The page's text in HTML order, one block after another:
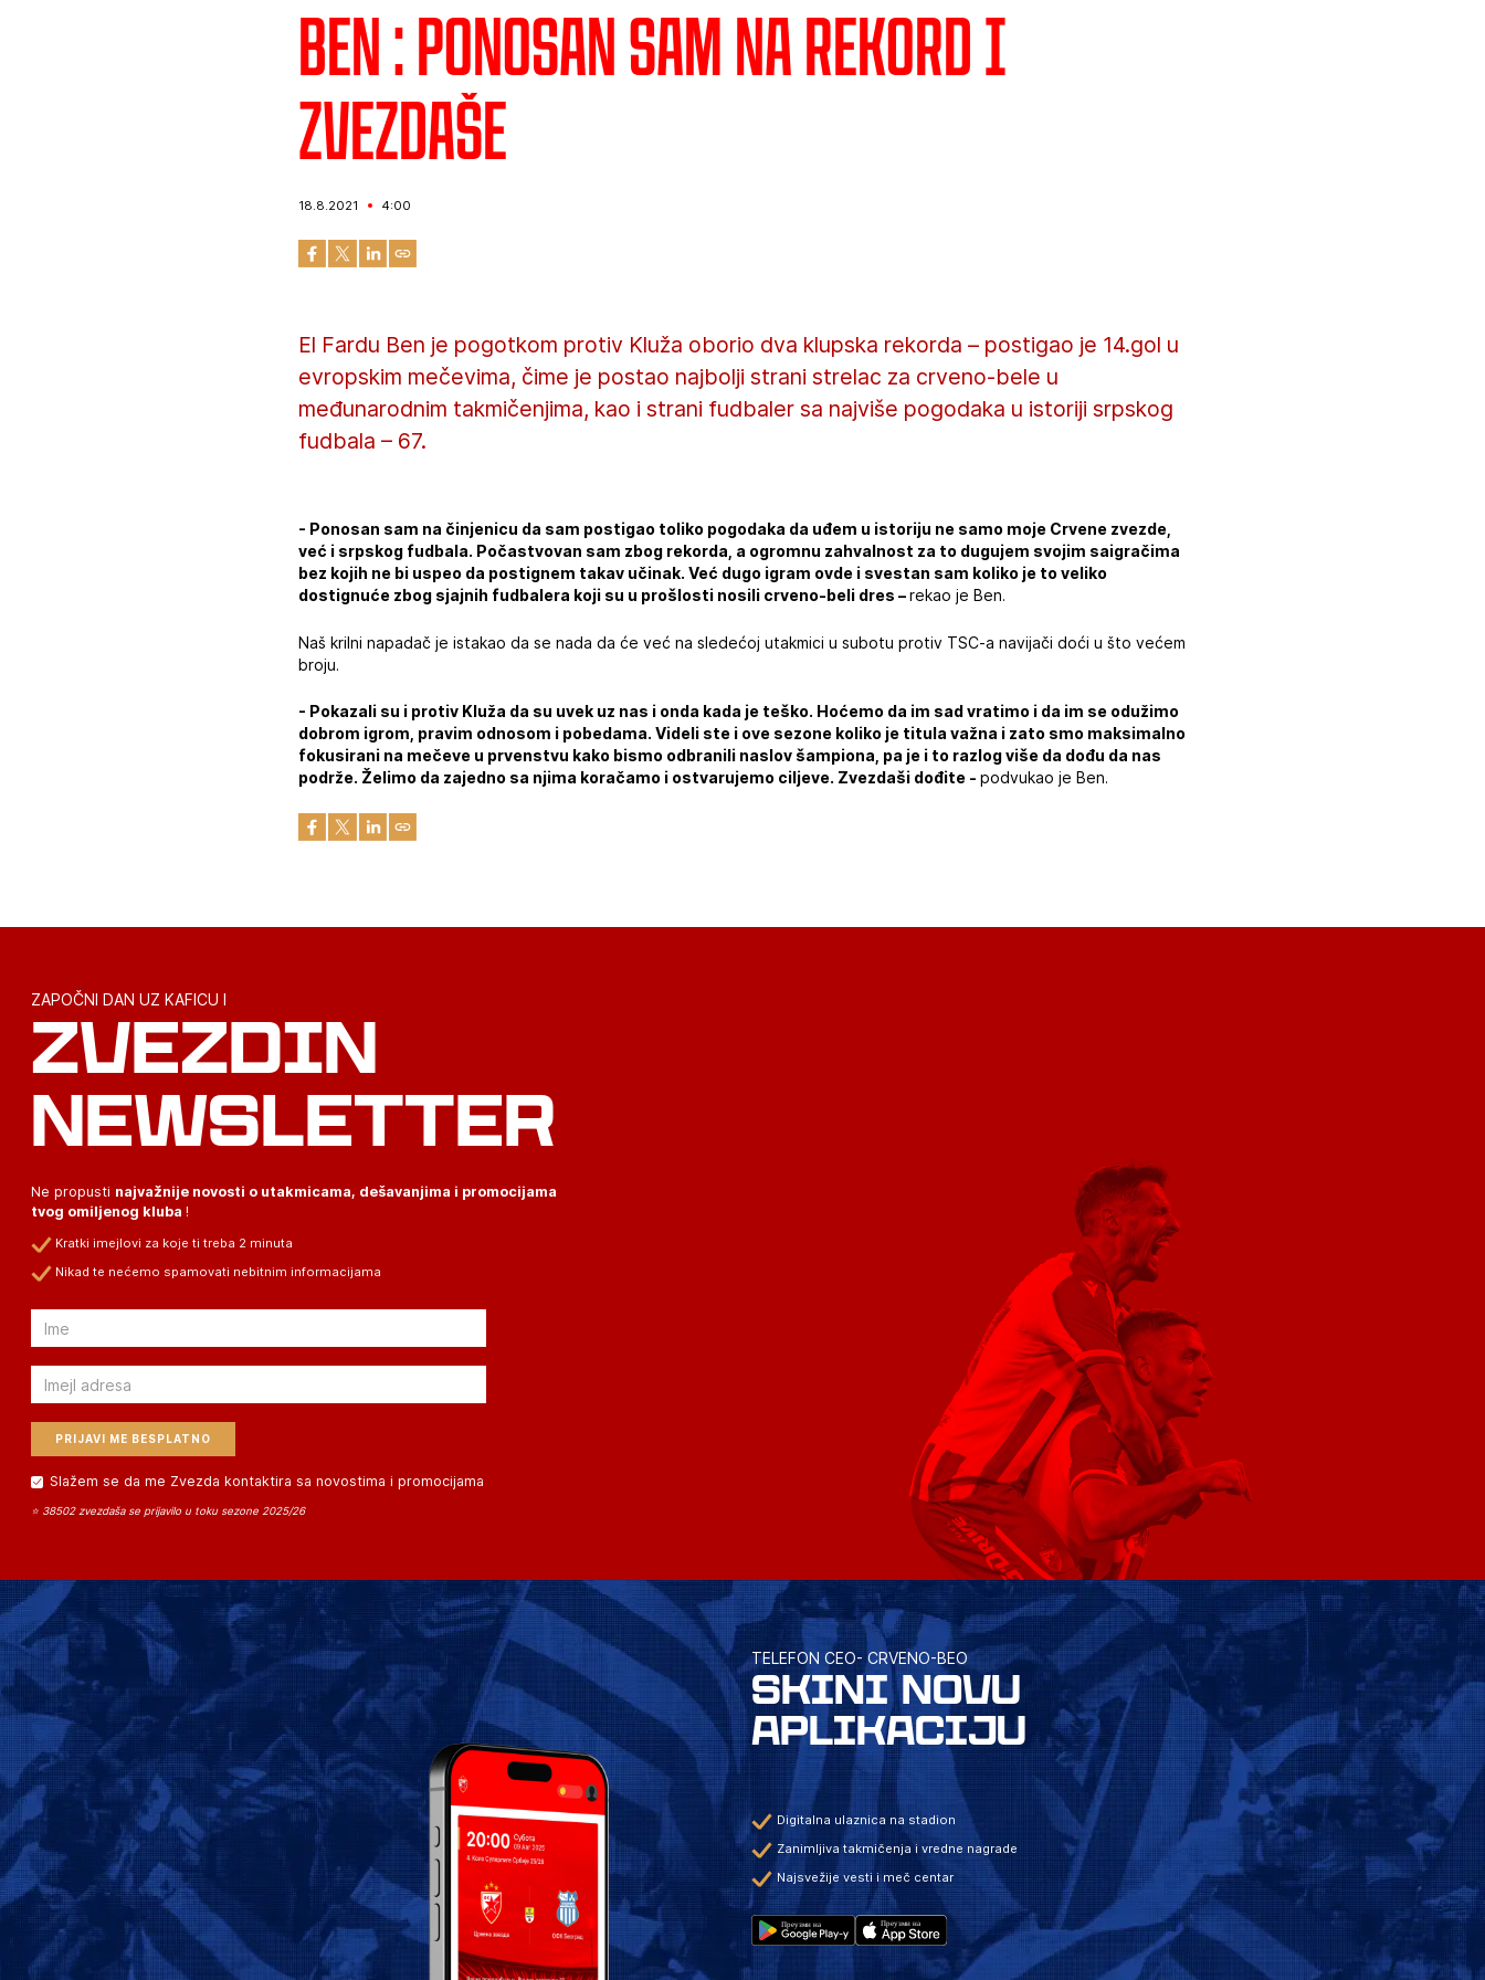
Ben : Ponosan sam na rekord i
zvezdaše
18.8.2021 4:00
El Fardu Ben je pogotkom protiv Kluža oborio dva klupska rekorda – postigao je 14.gol u
evropskim mečevima, čime je postao najbolji strani strelac za crveno-bele u
međunarodnim takmičenjima, kao i strani fudbaler sa najviše pogodaka u istoriji srpskog
fudbala – 67.
- Ponosan sam na činjenicu da sam postigao toliko pogodaka da uđem u istoriju ne samo moje Crvene zvezde,
već i srpskog fudbala. Počastvovan sam zbog rekorda, a ogromnu zahvalnost za to dugujem svojim saigračima
bez kojih ne bi uspeo da postignem takav učinak. Već dugo igram ovde i svestan sam koliko je to veliko
dostignuće zbog sjajnih fudbalera koji su u prošlosti nosili crveno-beli dres –rekao je Ben.
Naš krilni napadač je istakao da se nada da će već na sledećoj utakmici u subotu protiv TSC-a navijači doći u što većem
broju.
- Pokazali su i protiv Kluža da su uvek uz nas i onda kada je teško. Hoćemo da im sad vratimo i da im se odužimo
dobrom igrom, pravim odnosom i pobedama. Videli ste i ove sezone koliko je titula važna i zato smo maksimalno
fokusirani na mečeve u prvenstvu kako bismo odbranili naslov šampiona, pa je i to razlog više da dođu da nas
podrže. Želimo da zajedno sa njima koračamo i ostvarujemo ciljeve. Zvezdaši dođite -podvukao je Ben.
ZAPOČNI DAN UZ KAFICU I
ZVEZDIN
NEWSLETTER
Ne propusti najvažnije novosti o utakmicama, dešavanjima i promocijama
tvog omiljenog kluba !
Kratki imejlovi za koje ti treba 2 minuta
Nikad te nećemo spamovati nebitnim informacijama
Email
Email
Slažem se da me Zvezda kontaktira sa novostima i promocijama
⭐ 38502 zvezdaša se prijavilo u toku sezone 2025/26
TELEFON CEO- CRVENO-BEO
SKINI NOVU
APLIKACIJU
Digitalna ulaznica na stadion
Zanimljiva takmičenja i vredne nagrade
Najsvežije vesti i meč centar